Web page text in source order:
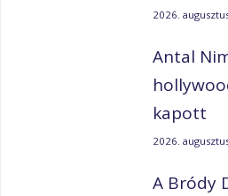
2026.
Antal
kapott
2026.
A Bródy